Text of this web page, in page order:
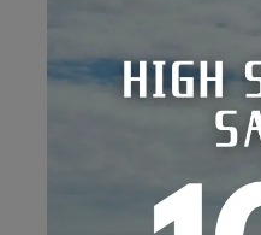
固定具には見栄え、
ク方式を採用。（一
部車種はマジックテ